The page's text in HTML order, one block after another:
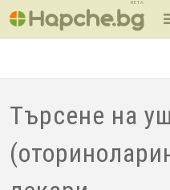
BETA
Търсене на